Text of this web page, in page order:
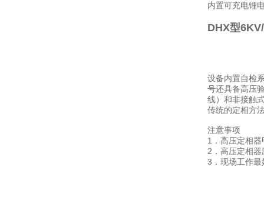
内置可充电锂
DHX型
设备内置自检
号还具备高压
线）和非接触
传统的定相方
注意事项
1．高压定相
2．高压定相
3．现场工作